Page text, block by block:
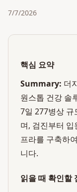
7/7/2026
핵심 요약
Summary: 더
원스톱 건강 솔
7일 277병상 규
며, 검진부터
프라를 구축하
니다.
읽을 때 확인할